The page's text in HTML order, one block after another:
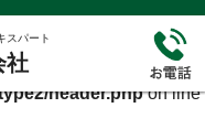
in
public_html/wordp
header.phpon line
スパート
社